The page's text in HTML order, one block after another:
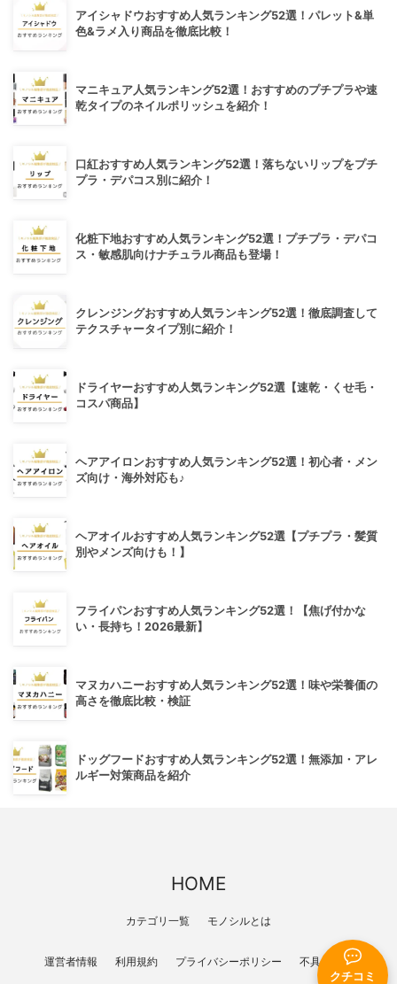
クチコミ
アイシャドウおすすめ人気ランキング52選！パレット&単
色&ラメ入り商品を徹底比較！
マニキュア人気ランキング52選！おすすめのプチプラや速
乾タイプのネイルポリッシュを紹介！
口紅おすすめ人気ランキング52選！落ちないリップをプチ
プラ・デパコス別に紹介！
化粧下地おすすめ人気ランキング52選！プチプラ・デパコ
ス・敏感肌向けナチュラル商品も登場！
クレンジングおすすめ人気ランキング52選！徹底調査して
テクスチャータイプ別に紹介！
ドライヤーおすすめ人気ランキング52選【速乾・くせ毛・
コスパ商品】
ヘアアイロンおすすめ人気ランキング52選！初心者・メン
ズ向け・海外対応も♪
ヘアオイルおすすめ人気ランキング52選【プチプラ・髪質
別やメンズ向けも！】
フライパンおすすめ人気ランキング52選！【焦げ付かな
い・長持ち！2026最新】
マヌカハニーおすすめ人気ランキング52選！味や栄養価の
高さを徹底比較・検証
ドッグフードおすすめ人気ランキング52選！無添加・アレ
ルギー対策商品を紹介
HOME
カテゴリ一覧 モノシルとは
運営者情報 利用規約 プライバシーポリシー 不具合報告